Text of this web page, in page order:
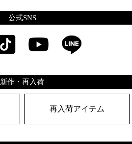
公式SNS
新作・再入荷
再入荷アイテム